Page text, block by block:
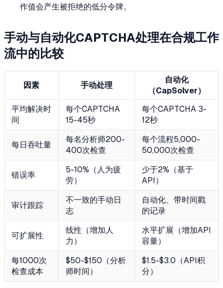
作值会产生被拒绝的低分令牌。
手动与自动化CAPTCHA处理在合规工作
流中的比较
因素 手动处理
自动化
（CapSolver）
平均解决时
间
每个CAPTCHA
15-45秒
每个CAPTCHA 3-
12秒
每日吞吐量
每名分析师200-
400次检查
每个流程5,000-
50,000次检查
错误率
5-10%（人为疲
劳）
少于2%（基于
API）
审计跟踪
不一致的手动日
志
自动化、带时间戳
的记录
可扩展性
线性（增加人
力）
水平扩展（增加API
容量）
每1000次
检查成本
$50-$150（分析
师时间）
$1.5-$3.0（API积
分）